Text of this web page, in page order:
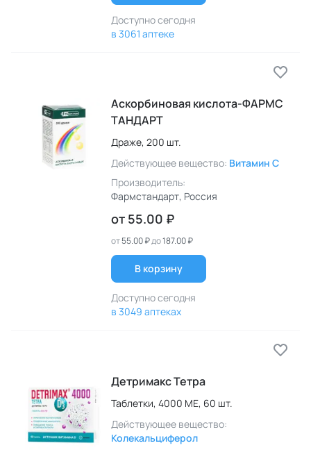
Доступно сегодня
в 3061 аптеке
Аскорбиновая кислота-ФАРМС
ТАНДАРТ
Драже, 200 шт.
Действующее вещество: Витамин C
Производитель:
Фармстандарт, Россия
от 55.00 ₽
от55.00 ₽до187.00 ₽
В корзину
Доступно сегодня
в 3049 аптеках
Детримакс Тетра
Таблетки, 4000 МЕ, 60 шт.
Действующее вещество:
Колекальциферол